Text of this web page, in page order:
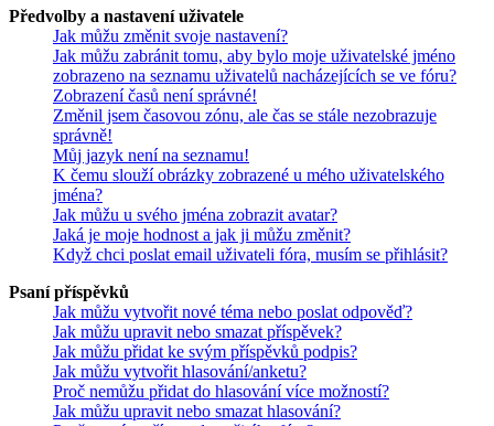
Předvolby a nastavení uživatele
Jak můžu změnit svoje nastavení?
Jak můžu zabránit tomu, aby bylo moje uživatelské jméno
zobrazeno na seznamu uživatelů nacházejících se ve fóru?
Zobrazení časů není správné!
Změnil jsem časovou zónu, ale čas se stále nezobrazuje
správně!
Můj jazyk není na seznamu!
K čemu slouží obrázky zobrazené u mého uživatelského
jména?
Jak můžu u svého jména zobrazit avatar?
Jaká je moje hodnost a jak ji můžu změnit?
Když chci poslat email uživateli fóra, musím se přihlásit?
Psaní příspěvků
Jak můžu vytvořit nové téma nebo poslat odpověď?
Jak můžu upravit nebo smazat příspěvek?
Jak můžu přidat ke svým příspěvků podpis?
Jak můžu vytvořit hlasování/anketu?
Proč nemůžu přidat do hlasování více možností?
Jak můžu upravit nebo smazat hlasování?